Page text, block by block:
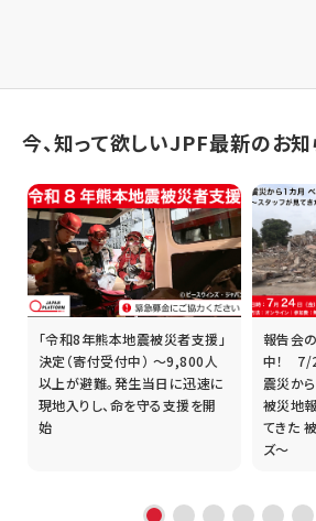
今、知って欲しいJPF最新のお知
「令和8年熊本地震被災者支援」
決定（寄付受付中） ～9,800人
以上が避難。発生当日に迅速に
現地入りし、命を守る支援を開
始
報告会
中！ 7/
震災か
被災地
てきた
ズ～